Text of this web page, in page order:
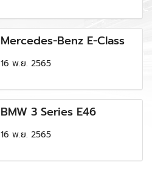
Mercedes-Benz E-Class
16 พ.ย. 2565
BMW 3 Series E46
16 พ.ย. 2565